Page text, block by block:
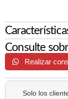
Consulte
Realizar
Solo los